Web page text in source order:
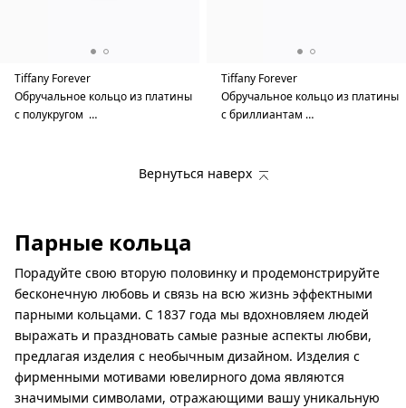
Tiffany Forever
Обручальное кольцо из платины
с полукругом …
Tiffany Forever
Обручальное кольцо из платины
с бриллиантам …
Вернуться наверх
Парные кольца
Порадуйте свою вторую половинку и продемонстрируйте
бесконечную любовь и связь на всю жизнь эффектными
парными кольцами. С 1837 года мы вдохновляем людей
выражать и праздновать самые разные аспекты любви,
предлагая изделия с необычным дизайном. Изделия с
фирменными мотивами ювелирного дома являются
значимыми символами, отражающими вашу уникальную